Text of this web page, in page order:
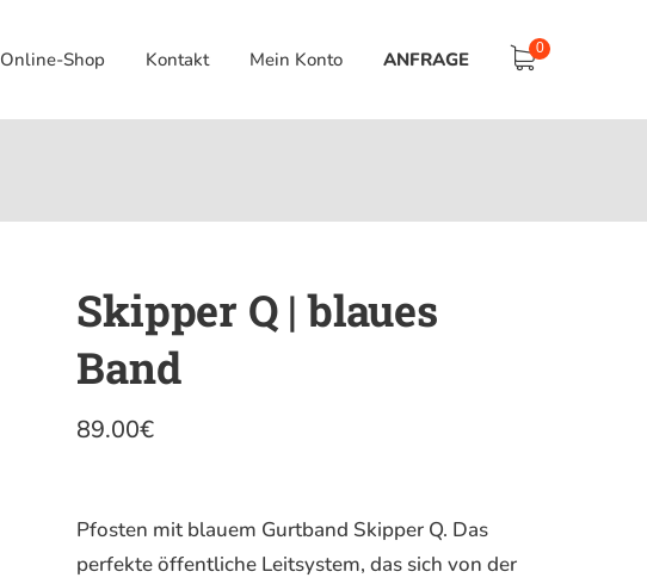
0
Online-Shop Kontakt Mein Konto ANFRAGE
Skipper Q | blaues
Band
89.00€
Pfosten mit blauem Gurtband Skipper Q. Das
perfekte öffentliche Leitsystem, das sich von der